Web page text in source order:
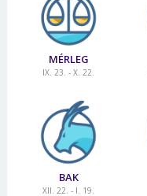
MÉRLEG
IX. 23. - X. 22.
BAK
XII. 22. - I. 19.